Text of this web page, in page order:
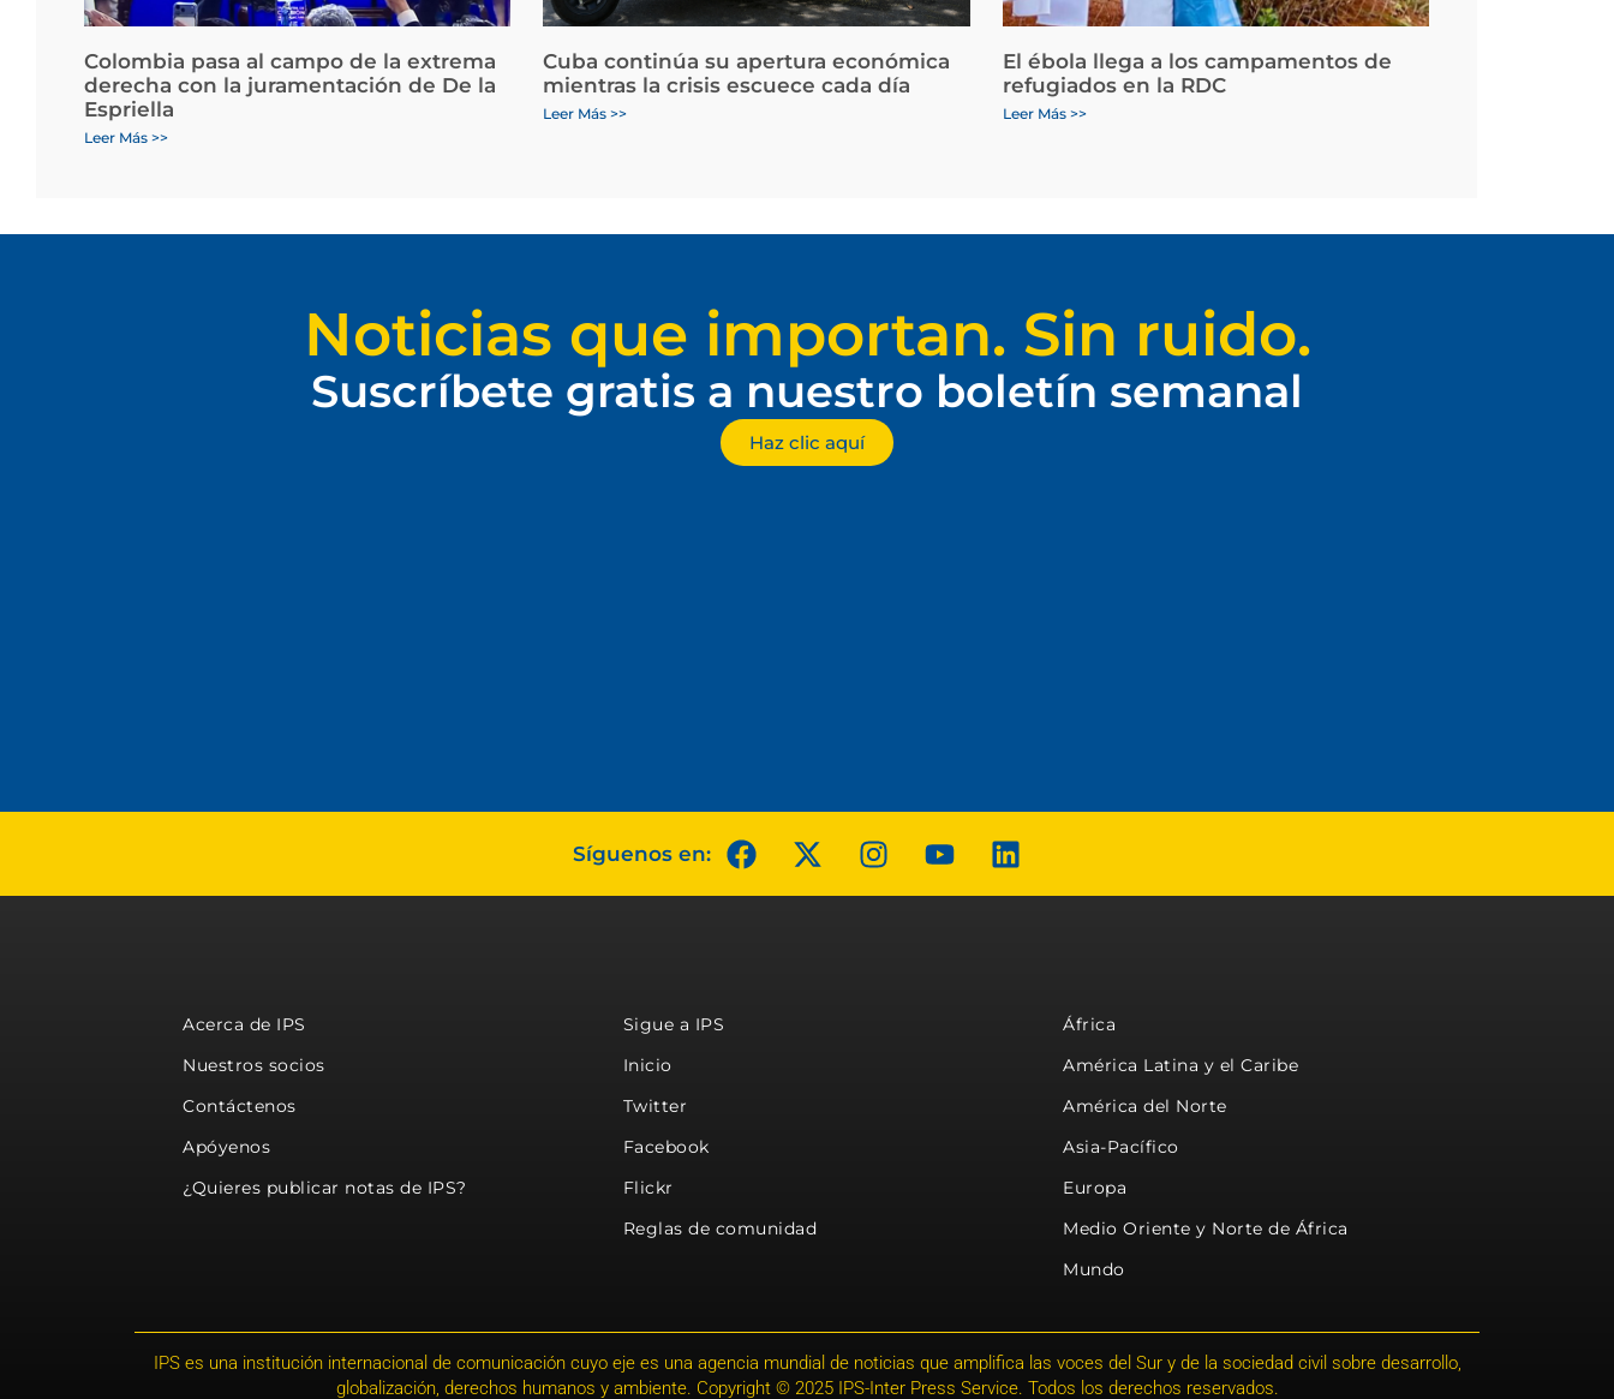
Colombia pasa al campo de la extrema
derecha con la juramentación de De la
Espriella
Leer Más >>
Cuba continúa su apertura económica
mientras la crisis escuece cada día
Leer Más >>
El ébola llega a los campamentos de
refugiados en la RDC
Leer Más >>
Noticias que importan. Sin ruido.
Suscríbete gratis a nuestro boletín semanal
Haz clic aquí
Síguenos en:
Acerca de IPS
Nuestros socios
Contáctenos
Apóyenos
¿Quieres publicar notas de IPS?
Sigue a IPS
Inicio
Twitter
Facebook
Flickr
Reglas de comunidad
África
América Latina y el Caribe
América del Norte
Asia-Pacífico
Europa
Medio Oriente y Norte de África
Mundo
IPS es una institución internacional de comunicación cuyo eje es una agencia mundial de noticias que amplifica las voces del Sur y de la sociedad civil sobre desarrollo,
globalización, derechos humanos y ambiente. Copyright © 2025 IPS-Inter Press Service. Todos los derechos reservados.